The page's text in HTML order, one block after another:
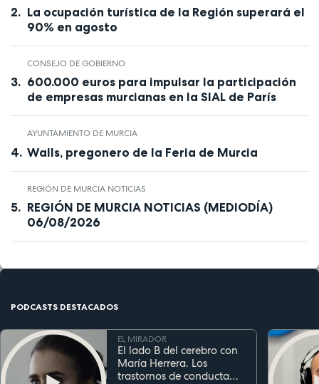
La ocupación turística de la Región superará el
90% en agosto
CONSEJO DE GOBIERNO
600.000 euros para impulsar la participación
de empresas murcianas en la SIAL de París
AYUNTAMIENTO DE MURCIA
Walls, pregonero de la Feria de Murcia
REGIÓN DE MURCIA NOTICIAS
REGIÓN DE MURCIA NOTICIAS (MEDIODÍA)
06/08/2026
PODCASTS DESTACADOS
EL MIRADOR
El lado B del cerebro con
María Herrera. Los
trastornos de conducta